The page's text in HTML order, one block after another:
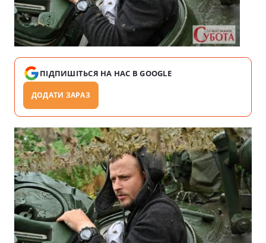
ПІДПИШІТЬСЯ НА НАС В GOOGLE
ДОДАТИ ЗАРАЗ